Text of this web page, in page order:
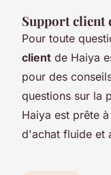
Support client
Pour toute
client de Haiya
pour des
questions sur la
Haiya est prête
d'achat fluide et